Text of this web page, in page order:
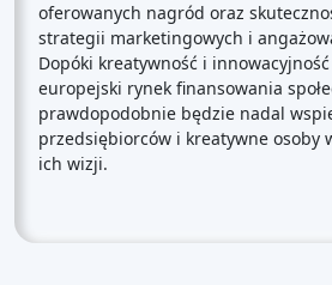
oferowanych nagród oraz
strategii marketingowych i
Dopóki kreatywność i
europejski rynek finansowania
prawdopodobnie będzie nadal
przedsiębiorców i kreatywne osoby
ich wizji.